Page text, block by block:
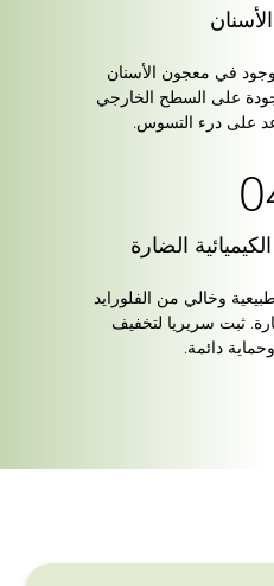
في معجون الأسنان
على السطح الخارجي
على درء التسوس.
الضارة
وخالي من الفلورايد
ثبت سريريا لتخفيف
دائمة.